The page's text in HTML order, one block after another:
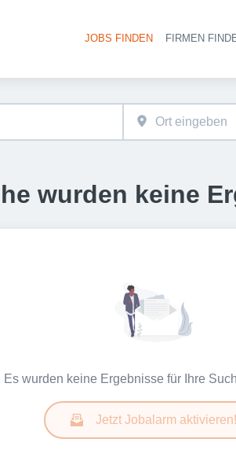
JOBS FINDEN FIRMEN
wurden keine
Es wurden keine Ergebnisse für Ihre
Jetzt Jobalarm aktivieren!